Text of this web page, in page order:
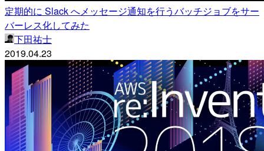
定期的に Slack へメッセージ通知を行うバッチジョブをサー
バーレス化してみた
下田祐士
2019.04.23